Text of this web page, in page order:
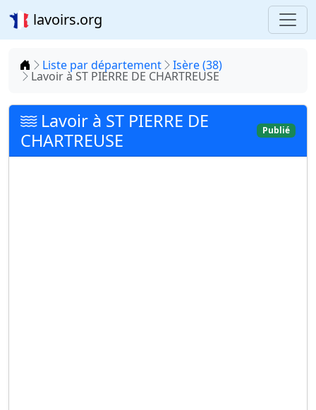
lavoirs.org
Accueil
Liste par département Isère (38)
Lavoir à ST PIERRE DE CHARTREUSE
Lavoir à ST PIERRE DE
CHARTREUSE
Publié